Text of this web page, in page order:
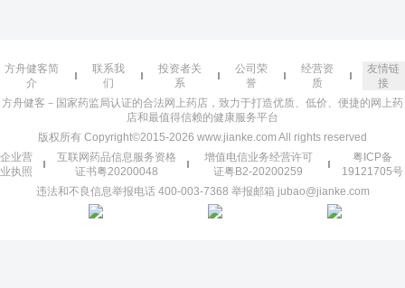
方舟健客简
介
联系我
们
投资者关
系
公司荣
誉
经营资
质
友情链
接
方舟健客－国家药监局认证的合法网上药店，致力于打造优质、低价、便捷的网上药
店和最值得信赖的健康服务平台
版权所有 Copyright©2015-2026 www.jianke.com All rights reserved
企业营
业执照
互联网药品信息服务资格
证书粤20200048
增值电信业务经营许可
证粤B2-20200259
粤ICP备
19121705号
违法和不良信息举报电话 400-003-7368 举报邮箱 jubao@jianke.com